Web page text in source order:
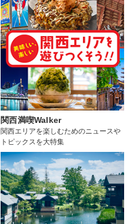
関西満喫Walker
関西エリアを楽しむためのニュースや
トピックスを大特集